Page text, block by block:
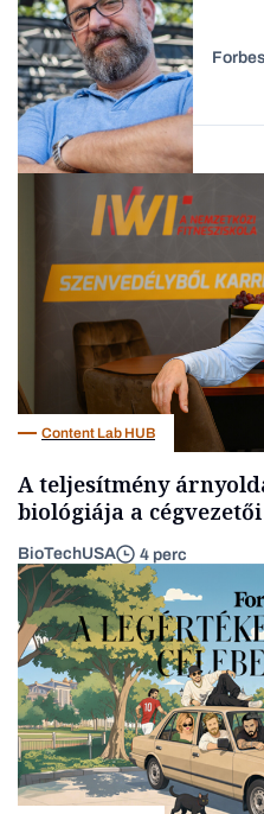
Forbes-sztori
Forbes
Content Lab HUB
A teljesítmény
biológiája a
BioTechUSA 4 perc